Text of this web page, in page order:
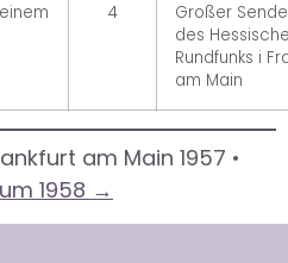
4
Großer
des
Rundfunks i
am Main
am Main 1957 •
1958 →